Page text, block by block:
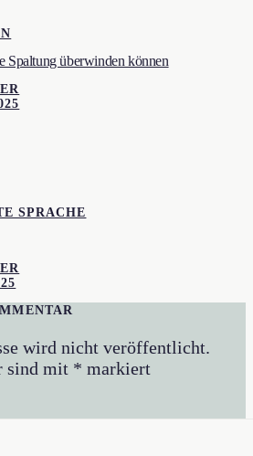
Spaltung überwinden können
SPRACHE
wird nicht veröffentlicht.
sind mit * markiert